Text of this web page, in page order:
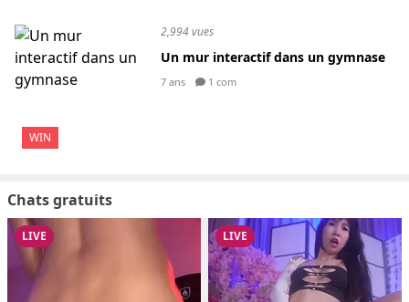
WIN
2,994 vues
Un mur interactif dans un gymnase
7 ans 1 com
Chats gratuits